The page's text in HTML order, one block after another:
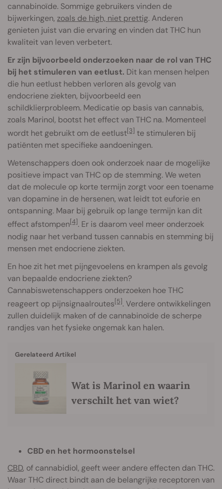
cannabinoïde. Sommige gebruikers vinden de
bijwerkingen, zoals de high, niet prettig. Anderen
genieten juist van die ervaring en vinden dat THC hun
kwaliteit van leven verbetert.
Er zijn bijvoorbeeld onderzoeken naar de rol van THC
bij het stimuleren van eetlust. Dit kan mensen helpen
die hun eetlust hebben verloren als gevolg van
endocriene ziekten, bijvoorbeeld een
schildklierprobleem. Medicatie op basis van cannabis,
zoals Marinol, bootst het effect van THC na. Momenteel
wordt het gebruikt om de eetlust[3] te stimuleren bij
patiënten met specifieke aandoeningen.
Wetenschappers doen ook onderzoek naar de mogelijke
positieve impact van THC op de stemming. We weten
dat de molecule op korte termijn zorgt voor een toename
van dopamine in de hersenen, wat leidt tot euforie en
ontspanning. Maar bij gebruik op lange termijn kan dit
effect afstompen[4]. Er is daarom veel meer onderzoek
nodig naar het verband tussen cannabis en stemming bij
mensen met endocriene ziekten.
En hoe zit het met pijngevoelens en krampen als gevolg
van bepaalde endocriene ziekten?
Cannabiswetenschappers onderzoeken hoe THC
reageert op pijnsignaalroutes[5]. Verdere ontwikkelingen
zullen duidelijk maken of de cannabinoïde de scherpe
randjes van het fysieke ongemak kan halen.
Gerelateerd Artikel
Wat is Marinol en waarin
verschilt het van wiet?
CBD en het hormoonstelsel
CBD, of cannabidiol, geeft weer andere effecten dan THC.
Waar THC direct bindt aan de belangrijke receptoren van